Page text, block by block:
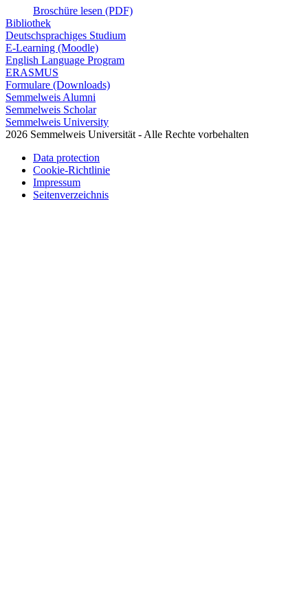
Broschüre lesen (PDF)
Bibliothek
Deutschsprachiges Studium
E-Learning (Moodle)
English Language Program
ERASMUS
Formulare (Downloads)
Semmelweis Alumni
Semmelweis Scholar
Semmelweis University
2026 Semmelweis Universität - Alle Rechte vorbehalten
Data protection
Cookie-Richtlinie
Impressum
Seitenverzeichnis